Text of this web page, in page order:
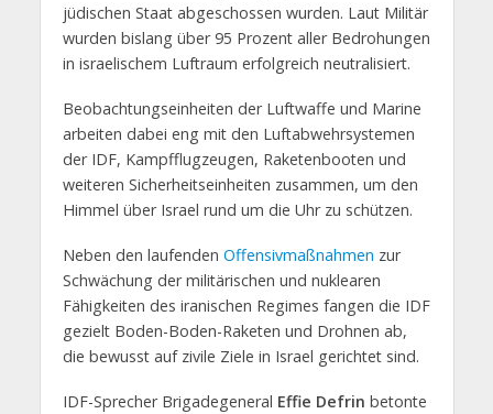
jüdischen Staat abgeschossen wurden. Laut Militär
wurden bislang über 95 Prozent aller Bedrohungen
in israelischem Luftraum erfolgreich neutralisiert.
Beobachtungseinheiten der Luftwaffe und Marine
arbeiten dabei eng mit den Luftabwehrsystemen
der IDF, Kampfflugzeugen, Raketenbooten und
weiteren Sicherheitseinheiten zusammen, um den
Himmel über Israel rund um die Uhr zu schützen.
Neben den laufenden Offensivmaßnahmen zur
Schwächung der militärischen und nuklearen
Fähigkeiten des iranischen Regimes fangen die IDF
gezielt Boden-Boden-Raketen und Drohnen ab,
die bewusst auf zivile Ziele in Israel gerichtet sind.
IDF-Sprecher Brigadegeneral Effie Defrin betonte